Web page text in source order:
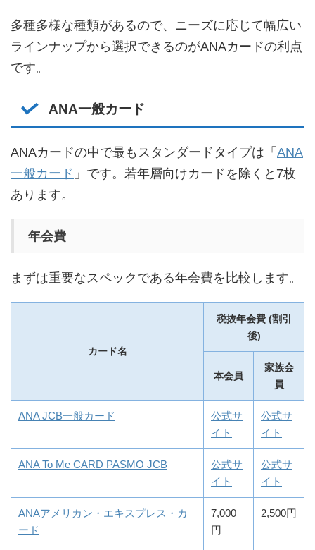
多種多様な種類があるので、ニーズに応じて幅広い
ラインナップから選択できるのがANAカードの利点
です。
ANA一般カード
ANAカードの中で最もスタンダードタイプは「 ANA
一般カード 」です。若年層向けカードを除くと7枚
あります。
年会費
まずは重要なスペックである年会費を比較します。
カード名
税抜年会費 (割引
後)
本会員
家族会
員
ANA JCB一般カード
公式サ
イト
公式サ
イト
ANA To Me CARD PASMO JCB
公式サ
イト
公式サ
イト
ANAアメリカン・エキスプレス・カ
ード
7,000
円
2,500円